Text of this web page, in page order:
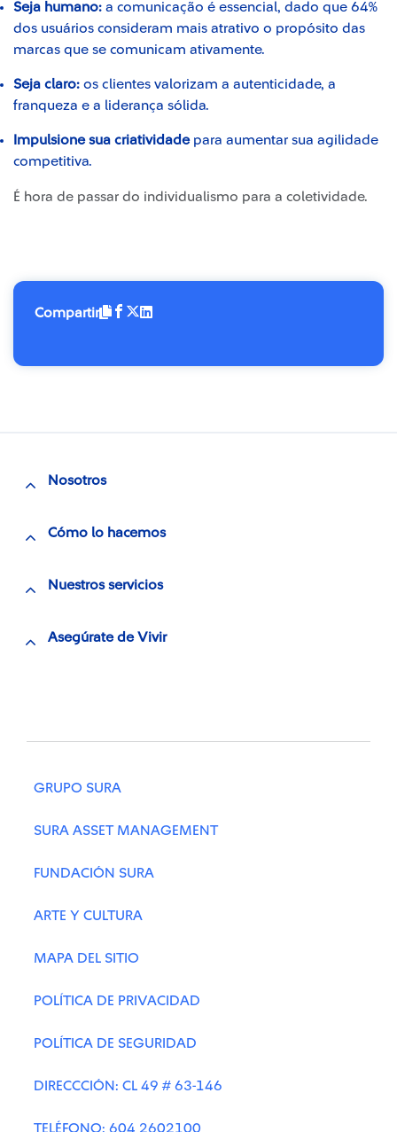
Seja humano: a comunicação é essencial, dado que 64%
dos usuários consideram mais atrativo o propósito das
marcas que se comunicam ativamente.
Seja claro: os clientes valorizam a autenticidade, a
franqueza e a liderança sólida.
Impulsione sua criatividade para aumentar sua agilidade
competitiva.
É hora de passar do individualismo para a coletividade.
Compartir
Nosotros
Cómo lo hacemos
Nuestros servicios
Asegúrate de Vivir
GRUPO SURA
SURA ASSET MANAGEMENT
FUNDACIÓN SURA
ARTE Y CULTURA
MAPA DEL SITIO
POLÍTICA DE PRIVACIDAD
POLÍTICA DE SEGURIDAD
DIRECCCIÓN: CL 49 # 63-146
TELÉFONO: 604 2602100